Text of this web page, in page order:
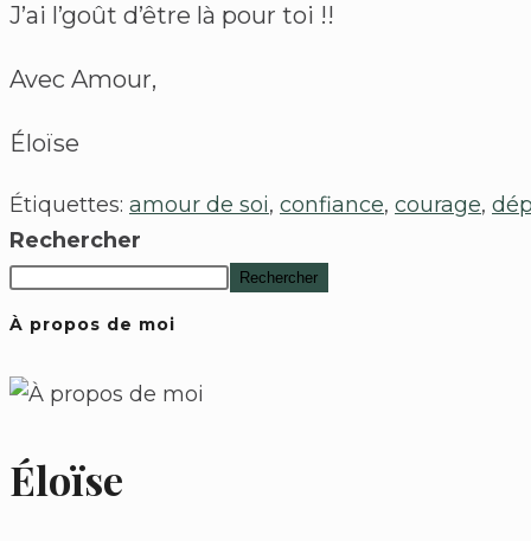
J’ai l’goût d’être là pour toi !!
Avec Amour,
Éloïse
Étiquettes: amour de soi, confiance, courage,
Rechercher
Rechercher
À propos de moi
Éloïse